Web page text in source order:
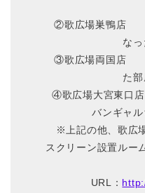
②歌広場巣鴨店
な
③歌広場両国店
た
④歌広場大宮東口店
バンギャ
※上記の他、歌広
スクリーン設置ルー
URL：